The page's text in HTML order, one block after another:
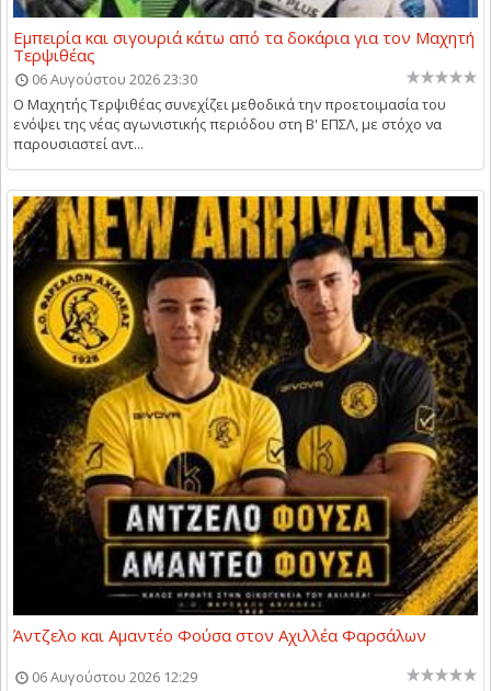
Εμπειρία και σιγουριά κάτω από τα δοκάρια για τον Μαχητή
Τερψιθέας
06 Αυγούστου 2026 23:30
Ο Μαχητής Τερψιθέας συνεχίζει μεθοδικά την προετοιμασία του
ενόψει της νέας αγωνιστικής περιόδου στη Β' ΕΠΣΛ, με στόχο να
παρουσιαστεί αντ...
Άντζελο και Αμαντέο Φούσα στον Αχιλλέα Φαρσάλων
06 Αυγούστου 2026 12:29